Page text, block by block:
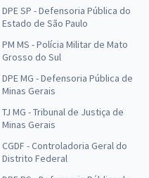
DPE SP - Defensoria Pública do
Estado de São Paulo
PM MS - Polícia Militar de Mato
Grosso do Sul
DPE MG - Defensoria Pública de
Minas Gerais
TJ MG - Tribunal de Justiça de
Minas Gerais
CGDF - Controladoria Geral do
Distrito Federal